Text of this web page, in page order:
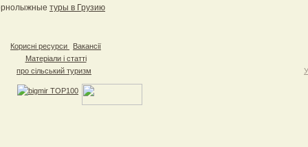
туры в Грузию
Корисні ресурси
Вакансії
Матеріали і статті
про сільський туризм